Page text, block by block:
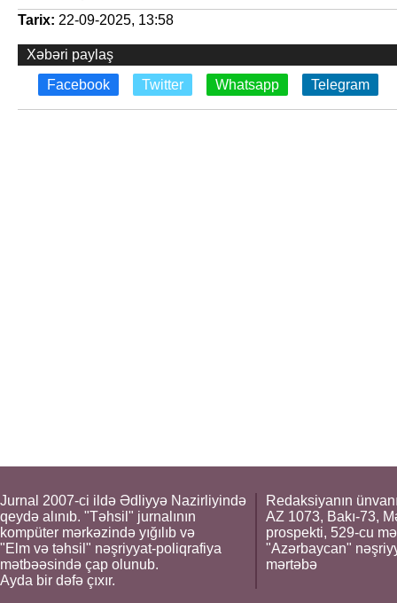
Tarix: 22-09-2025, 13:58
Xəbəri paylaş
Facebook
Twitter Whatsapp Telegram
Jurnal 2007-ci ildə Ədliyyə Nazirliyində
qeydə alınıb. "Təhsil" jurnalının
kompüter mərkəzində yığılıb və
"Elm və təhsil" nəşriyyat-poliqrafiya
mətbəəsində çap olunub.
Ayda bir dəfə çıxır.
Redaksiyanın
AZ 1073, Bakı-73,
prospekti, 529-cu
"Azərbaycan"
mərtəbə